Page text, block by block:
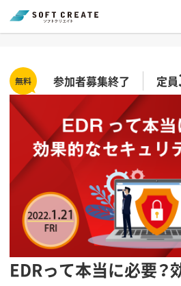
参加者募集終了 定員
EDRって本当に必要？